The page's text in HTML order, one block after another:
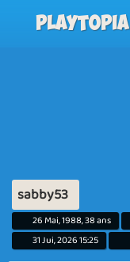
Playtopia
sabby53
26 Mai, 1988, 38 ans
31 Jui, 2026 15:25